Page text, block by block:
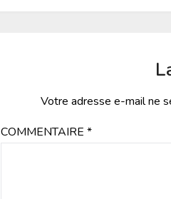
Votre adresse e-mail ne
COMMENTAIRE*